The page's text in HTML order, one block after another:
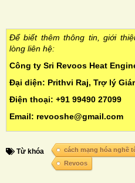
Để biết thêm thông tin, giới
lòng liên hệ:
Công ty Sri Revoos Heat
Đại diện: Prithvi Raj, Trợ lý
Điện thoại: +91 99490 27099
Email: revooshe@gmail.com
Từ khóa cách mạng hóa nghề
Revoos